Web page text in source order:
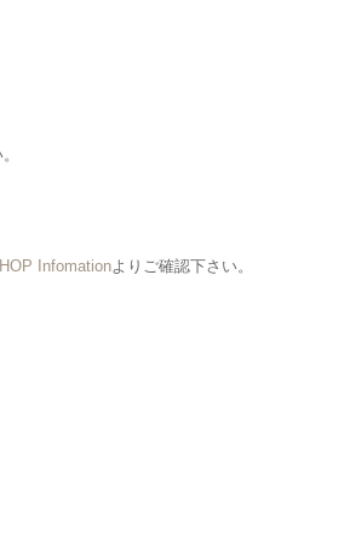
Infomationよりご確認下さい。